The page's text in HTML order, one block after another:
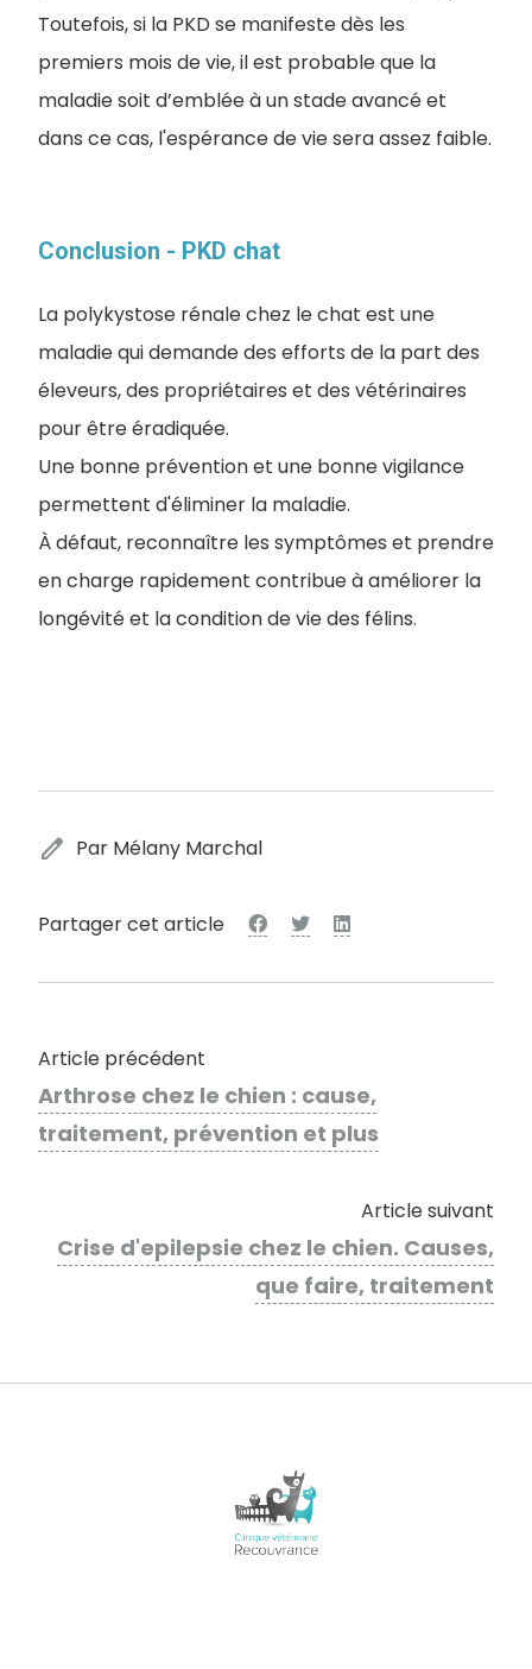
Toutefois, si la PKD se manifeste dès les
premiers mois de vie, il est probable que la
maladie soit d’emblée à un stade avancé et
dans ce cas, l'espérance de vie sera assez faible.
Conclusion - PKD chat
La polykystose rénale chez le chat est une
maladie qui demande des efforts de la part des
éleveurs, des propriétaires et des vétérinaires
pour être éradiquée.
Une bonne prévention et une bonne vigilance
permettent d'éliminer la maladie.
À défaut, reconnaître les symptômes et prendre
en charge rapidement contribue à améliorer la
longévité et la condition de vie des félins.
edit Par Mélany Marchal
Partager cet article
Article précédent
Arthrose chez le chien : cause,
traitement, prévention et plus
Article suivant
Crise d'epilepsie chez le chien. Causes,
que faire, traitement